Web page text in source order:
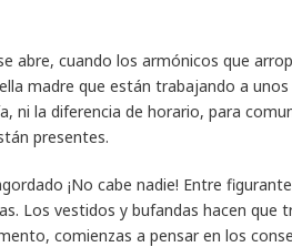
abre, cuando los armónicos que
madre que están trabajando a
ni la diferencia de horario, para
presentes.
¡No cabe nadie! Entre
Los vestidos y bufandas hacen que
comienzas a pensar en los